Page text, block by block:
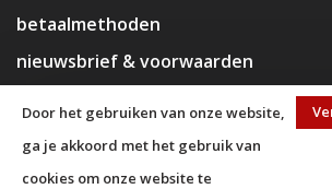
betaalmethoden
nieuwsbrief & voorwaarden
Door het gebruiken van onze website,
ga je akkoord met het gebruik van
cookies om onze website te